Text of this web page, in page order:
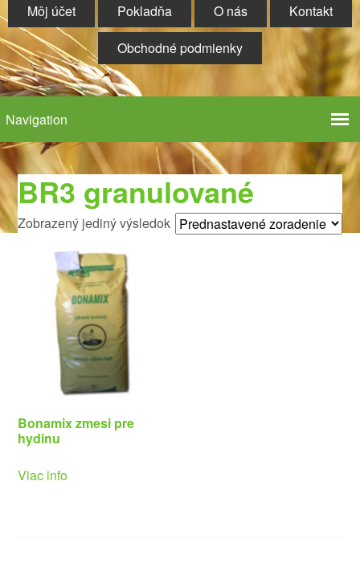
Môj účet Pokladňa O nás
Kontakt
Obchodné podmienky
BR3 granulované
Zobrazený jediný výsledok
Bonamix zmesi pre
hydinu
Viac info